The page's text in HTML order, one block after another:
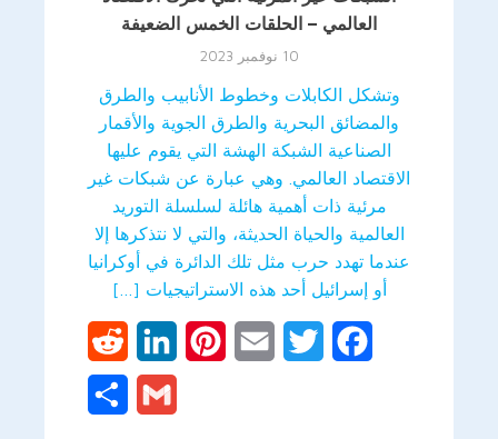
العالمي – الحلقات الخمس الضعيفة
10 نوفمبر 2023
وتشكل الكابلات وخطوط الأنابيب والطرق
والمضائق البحرية والطرق الجوية والأقمار
الصناعية الشبكة الهشة التي يقوم عليها
الاقتصاد العالمي. وهي عبارة عن شبكات غير
مرئية ذات أهمية هائلة لسلسلة التوريد
العالمية والحياة الحديثة، والتي لا نتذكرها إلا
عندما تهدد حرب مثل تلك الدائرة في أوكرانيا
أو إسرائيل أحد هذه الاستراتيجيات […]
Facebook
Twitter
Email
Pinterest
LinkedIn
Gmail